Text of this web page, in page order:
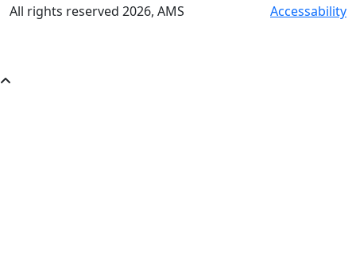
All rights reserved 2026, AMS Accessability